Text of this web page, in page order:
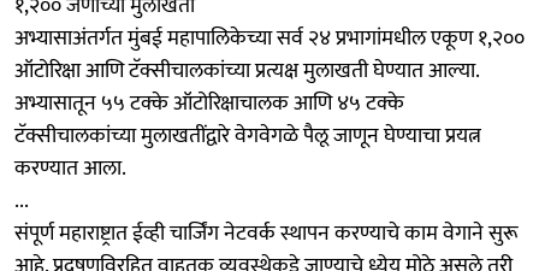
अभ्यासाअंतर्गत मुंबई महापालिकेच्या सर्व २४ प्रभागांमधील एकूण १,२००
ऑटोरिक्षा आणि टॅक्सीचालकांच्या प्रत्यक्ष मुलाखती घेण्यात आल्या.
अभ्यासातून ५५ टक्के ऑटोरिक्षाचालक आणि ४५ टक्के
टॅक्सीचालकांच्या मुलाखतींद्वारे वेगवेगळे पैलू जाणून घेण्याचा प्रयत्न
करण्यात आला.
...
संपूर्ण महाराष्ट्रात ईव्ही चार्जिंग नेटवर्क स्थापन करण्याचे काम वेगाने सुरू